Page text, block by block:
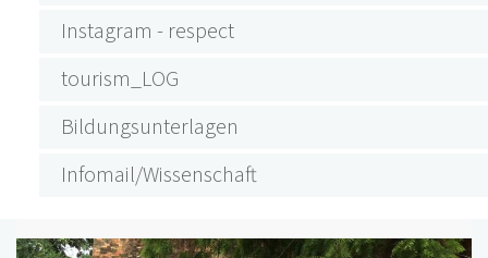
Instagram - respect
tourism_LOG
Bildungsunterlagen
Infomail/Wissenschaft